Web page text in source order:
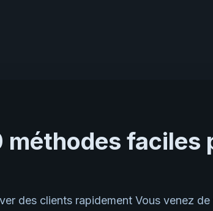
faciles
des clients rapidement Vous venez